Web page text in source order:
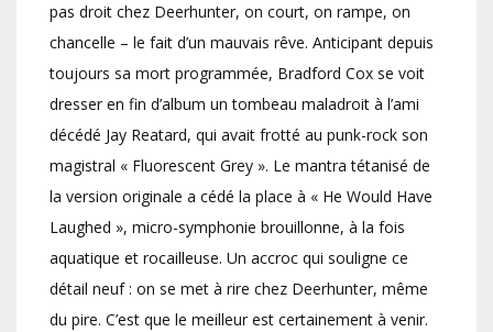
pas droit chez Deerhunter, on court, on rampe, on
chancelle – le fait d’un mauvais rêve. Anticipant depuis
toujours sa mort programmée, Bradford Cox se voit
dresser en fin d’album un tombeau maladroit à l’ami
décédé Jay Reatard, qui avait frotté au punk-rock son
magistral « Fluorescent Grey ». Le mantra tétanisé de
la version originale a cédé la place à « He Would Have
Laughed », micro-symphonie brouillonne, à la fois
aquatique et rocailleuse. Un accroc qui souligne ce
détail neuf : on se met à rire chez Deerhunter, même
du pire. C’est que le meilleur est certainement à venir.